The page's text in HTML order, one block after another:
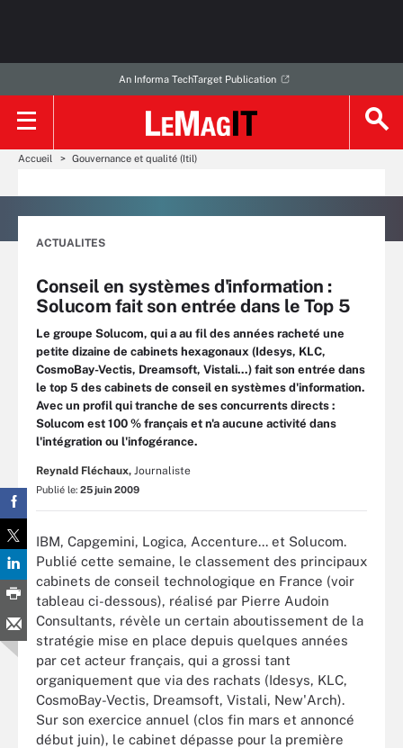
An Informa TechTarget Publication
Accueil Gouvernance et qualité (Itil)
ACTUALITES
Conseil en systèmes d'information :
Solucom fait son entrée dans le Top 5
Le groupe Solucom, qui a au fil des années racheté une
petite dizaine de cabinets hexagonaux (Idesys, KLC,
CosmoBay-Vectis, Dreamsoft, Vistali...) fait son entrée dans
le top 5 des cabinets de conseil en systèmes d'information.
Avec un profil qui tranche de ses concurrents directs :
Solucom est 100 % français et n'a aucune activité dans
l'intégration ou l'infogérance.
Reynald Fléchaux, Journaliste
Publié le: 25 juin 2009
IBM, Capgemini, Logica, Accenture... et Solucom.
Publié cette semaine, le classement des principaux
cabinets de conseil technologique en France (voir
tableau ci-dessous), réalisé par Pierre Audoin
Consultants, révèle un certain aboutissement de la
stratégie mise en place depuis quelques années
par cet acteur français, qui a grossi tant
organiquement que via des rachats (Idesys, KLC,
CosmoBay-Vectis, Dreamsoft, Vistali, New'Arch).
Sur son exercice annuel (clos fin mars et annoncé
début juin), le cabinet dépasse pour la première